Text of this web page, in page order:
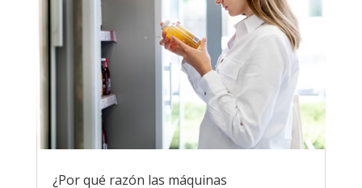
¿Por qué razón las máquinas